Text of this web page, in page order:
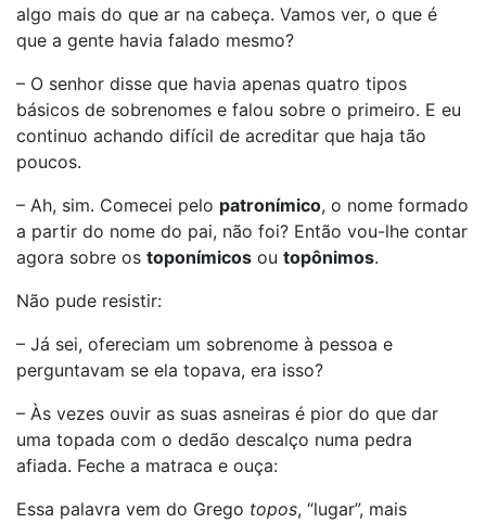
algo mais do que ar na cabeça. Vamos ver, o que é
que a gente havia falado mesmo?
– O senhor disse que havia apenas quatro tipos
básicos de sobrenomes e falou sobre o primeiro. E eu
continuo achando difícil de acreditar que haja tão
poucos.
– Ah, sim. Comecei pelo patronímico, o nome formado
a partir do nome do pai, não foi? Então vou-lhe contar
agora sobre os toponímicos ou topônimos.
Não pude resistir:
– Já sei, ofereciam um sobrenome à pessoa e
perguntavam se ela topava, era isso?
– Às vezes ouvir as suas asneiras é pior do que dar
uma topada com o dedão descalço numa pedra
afiada. Feche a matraca e ouça:
Essa palavra vem do Grego topos, “lugar”, mais